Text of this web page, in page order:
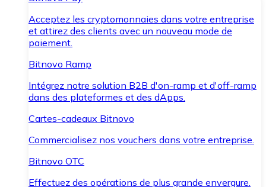
Acceptez les cryptomonnaies dans votre entreprise
et attirez des clients avec un nouveau mode de
paiement.
Bitnovo Ramp
Intégrez notre solution B2B d'on-ramp et d'off-ramp
dans des plateformes et des dApps.
Cartes-cadeaux Bitnovo
Commercialisez nos vouchers dans votre entreprise.
Bitnovo OTC
Effectuez des opérations de plus grande envergure.